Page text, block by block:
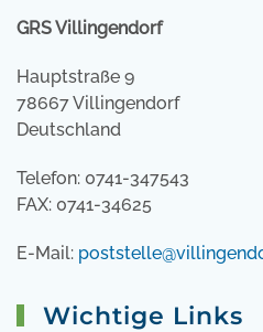
GRS Villingendorf
Hauptstraße 9
78667 Villingendorf
Deutschland
Telefon: 0741-347543
FAX: 0741-34625
E-Mail:
Wichtige Links